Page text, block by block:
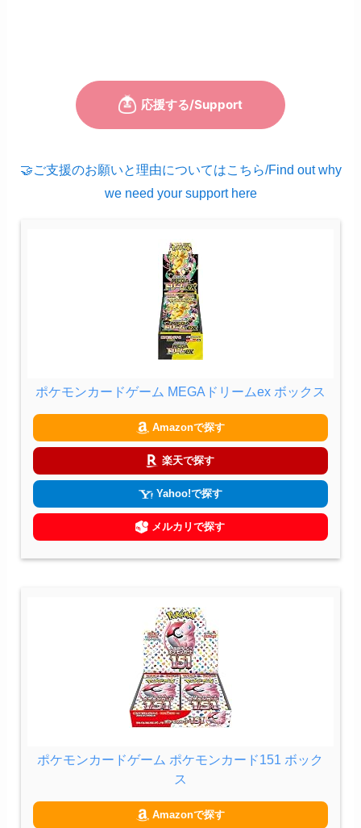
🤝ご支援のお願いと理由についてはこちら/Find out why
we need your support here
ポケモンカードゲーム MEGAドリームex ボックス
Amazonで探す
楽天で探す
Yahoo!で探す
メルカリで探す
ポケモンカードゲーム ポケモンカード151 ボック
ス
Amazonで探す